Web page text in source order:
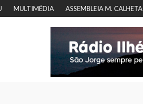
MULTIMÉDIA ASSEMBLEIA M. CALHETA